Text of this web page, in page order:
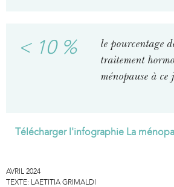
< 10 %
le pourcentage
traitement
ménopause à ce
Télécharger l'infographie La
AVRIL 2024
TEXTE: LAETITIA GRIMALDI